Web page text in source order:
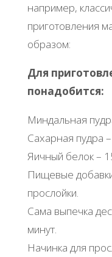
например,
приготовления
образом:
Для
понадобится:
Миндальная
Сахарная пудра
Яичный белок –
Пищевые
прослойки.
Сама выпечка
минут.
Начинка для